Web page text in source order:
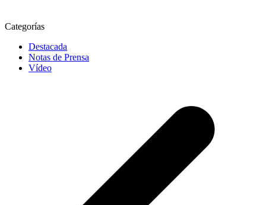
Categorías
Destacada
Notas de Prensa
Vídeo